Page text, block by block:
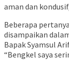
aman dan
Beberapa
disampaikan
Bapak Syamsul
“Bengkel saya